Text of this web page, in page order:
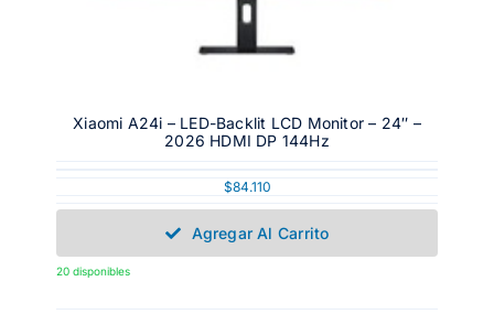
Xiaomi A24i – LED-Backlit LCD Monitor – 24″ –
2026 HDMI DP 144Hz
$84.110
Agregar Al Carrito
20 disponibles